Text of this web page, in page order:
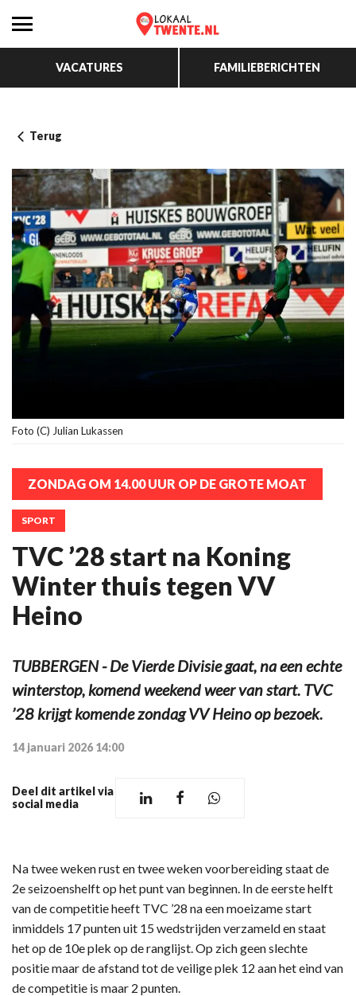
VACATURES FAMILIEBERICHTEN
Terug
Foto (C) Julian Lukassen
ZONDAG OM 14.00 UUR OP DE GROTE MOAT
SPORT
TVC ’28 start na Koning
Winter thuis tegen VV
Heino
TUBBERGEN - De Vierde Divisie gaat, na een echte
winterstop, komend weekend weer van start. TVC
’28 krijgt komende zondag VV Heino op bezoek.
14 januari 2026 14:00
Deel dit artikel via
social media
Na twee weken rust en twee weken voorbereiding staat de
2e seizoenshelft op het punt van beginnen. In de eerste helft
van de competitie heeft TVC ’28 na een moeizame start
inmiddels 17 punten uit 15 wedstrijden verzameld en staat
het op de 10e plek op de ranglijst. Op zich geen slechte
positie maar de afstand tot de veilige plek 12 aan het eind van
de competitie is maar 2 punten.